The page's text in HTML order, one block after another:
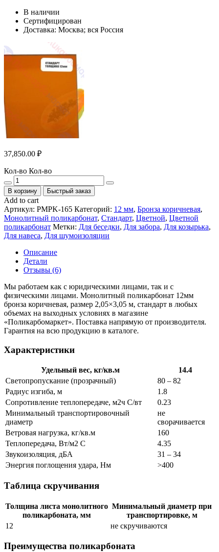
В наличии
Сертифицирован
Доставка: Москва; вся Россия
37,850.00 ₽
Кол-во Кол-во
В корзину Быстрый заказ
Add to cart
Артикул: PMPK-165 Категорий: 12 мм, Бронза коричневая,
Монолитный поликарбонат, Стандарт, Цветной, Цветной
поликарбонат Метки: Для беседки, Для забора, Для козырька,
Для навеса, Для шумоизоляции
Описание
Детали
Отзывы (6)
Мы работаем как с юридическими лицами, так и с
физическими лицами. Монолитный поликарбонат 12мм
бронза коричневая, размер 2,05×3,05 м, стандарт в любых
объемах на выходных условиях в магазине
«Поликарбомаркет». Поставка напрямую от производителя.
Гарантия на всю продукцию в каталоге.
Характеристики
Удельный вес, кг/кв.м
14.4
Светопропускание (прозрачный)
80 – 82
Радиус изгиба, м
1.8
Сопротивление теплопередаче, м2ч С/вт
0.23
Минимальный транспортировочный
диаметр
не
сворачивается
Ветровая нагрузка, кг/кв.м
160
Теплопередача, Вт/м2 С
4.35
Звукоизоляция, дБА
31 – 34
Энергия поглощения удара, Нм
>400
Таблица скручивания
Толщина листа монолитного
поликарбоната, мм
Минимальный диаметр при
транспортировке, м
12
не скручиваются
Преимущества поликарбоната